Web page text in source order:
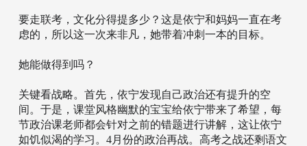
要走联考，文化分得提多少？这是依宁和妈妈一直在考
虑的，所以这一次来非凡，她带着冲刺一本的目标。
她能做得到吗？
关键看战略。首先，依宁发现自己政治还有提升的空
间。于是，课堂风格幽默的宝宝给依宁带来了希望，每
节政治课老师都会针对之前的错题进行讲解，这让依宁
如饥似渴的学习。4月份的政治再战。高考之战还剩语文